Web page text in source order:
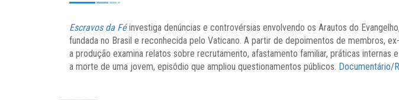
Escravos da Féinvestiga denúncias e controvérsias envolvendo os Arautos do Evangelho,
fundada no Brasil e reconhecida pelo Vaticano. A partir de depoimentos de membros,
a produção examina relatos sobre recrutamento, afastamento familiar, práticas internas
a morte de uma jovem, episódio que ampliou questionamentos públicos. Documentário/